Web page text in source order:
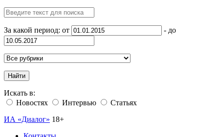
За какой период: от - до
Найти
Искать в:
Новостях
Интервью
Статьях
ИА «Диалог» 18+